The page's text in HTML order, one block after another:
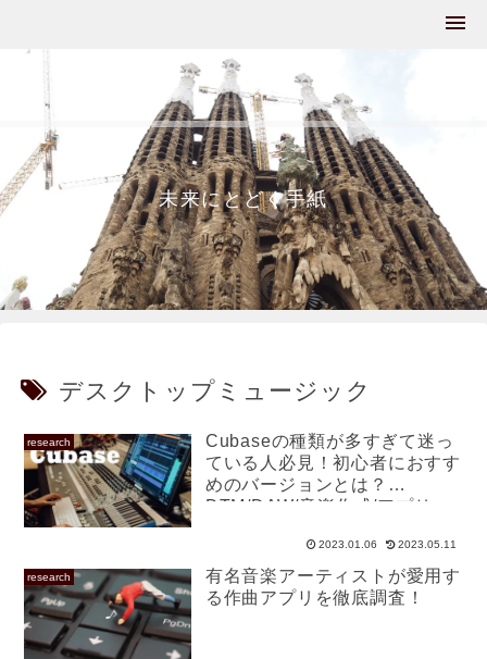
未来にとどく手紙
デスクトップミュージック
research
Cubaseの種類が多すぎて迷っ
ている人必見！初心者におすす
めのバージョンとは？
DTM/DAW/音楽作成/アプリ
2023.01.06 2023.05.11
research
有名音楽アーティストが愛用す
る作曲アプリを徹底調査！